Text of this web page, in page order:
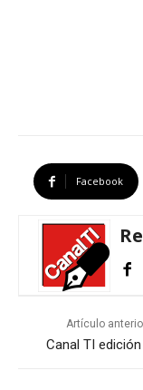
Facebook
Artículo
Canal TI